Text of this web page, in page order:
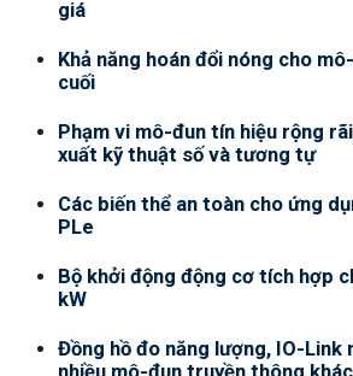
giá
Khả năng hoán đổi nóng cho
cuối
Phạm vi mô-đun tín hiệu rộng
xuất kỹ thuật số và tương tự
Các biến thể an toàn cho ứng
PLe
Bộ khởi động động cơ tích hợp
kW
Đồng hồ đo năng lượng, IO-